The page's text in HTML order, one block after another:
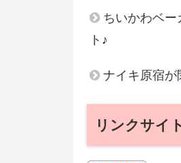
ちいかわベー
ト♪
ナイキ原宿が
リンクサイト